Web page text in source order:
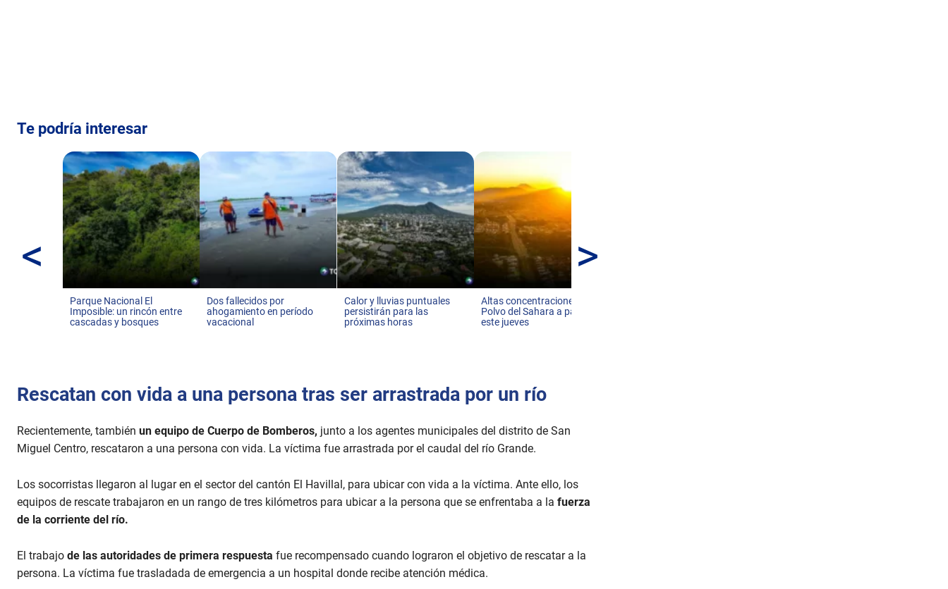
Te podría interesar
<
Parque Nacional El
Imposible: un rincón entre
cascadas y bosques
Dos fallecidos por
ahogamiento en período
vacacional
Calor y lluvias puntuales
persistirán para las
próximas horas
Altas concentraciones del
Polvo del Sahara a partir de
este jueves
>
Rescatan con vida a una persona tras ser arrastrada por un río
Recientemente, también un equipo de Cuerpo de Bomberos, junto a los agentes municipales del distrito de San
Miguel Centro, rescataron a una persona con vida. La víctima fue arrastrada por el caudal del río Grande.
Los socorristas llegaron al lugar en el sector del cantón El Havillal, para ubicar con vida a la víctima. Ante ello, los
equipos de rescate trabajaron en un rango de tres kilómetros para ubicar a la persona que se enfrentaba a la fuerza
de la corriente del río.
El trabajo de las autoridades de primera respuesta fue recompensado cuando lograron el objetivo de rescatar a la
persona. La víctima fue trasladada de emergencia a un hospital donde recibe atención médica.